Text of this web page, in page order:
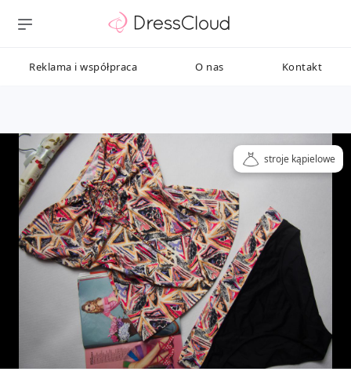
Reklama i współpraca O nas Kontakt
stroje kąpielowe